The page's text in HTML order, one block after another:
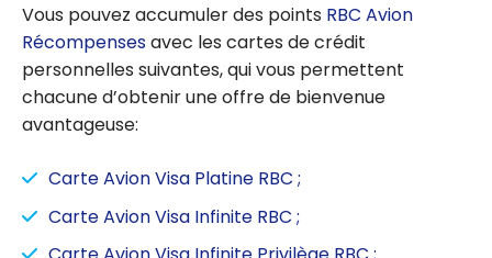
Vous pouvez accumuler des points RBC Avion
Récompensesavec les cartes de crédit
personnelles suivantes, qui vous permettent
chacune d’obtenir une offre de bienvenue
avantageuse:
Carte Avion Visa Platine RBC ;
Carte Avion Visa Infinite RBC ;